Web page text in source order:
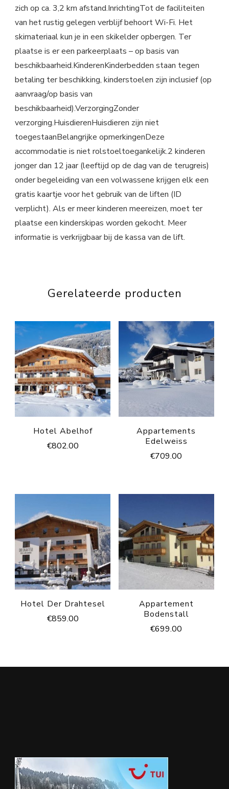
zich op ca. 3,2 km afstand.InrichtingTot de faciliteiten
van het rustig gelegen verblijf behoort Wi-Fi. Het
skimateriaal kun je in een skikelder opbergen. Ter
plaatse is er een parkeerplaats – op basis van
beschikbaarheid.KinderenKinderbedden staan tegen
betaling ter beschikking, kinderstoelen zijn inclusief (op
aanvraag/op basis van
beschikbaarheid).VerzorgingZonder
verzorging.HuisdierenHuisdieren zijn niet
toegestaanBelangrijke opmerkingenDeze
accommodatie is niet rolstoeltoegankelijk.2 kinderen
jonger dan 12 jaar (leeftijd op de dag van de terugreis)
onder begeleiding van een volwassene krijgen elk een
gratis kaartje voor het gebruik van de liften (ID
verplicht). Als er meer kinderen meereizen, moet ter
plaatse een kinderskipas worden gekocht. Meer
informatie is verkrijgbaar bij de kassa van de lift.
Gerelateerde producten
Hotel Abelhof
€802.00
Appartements
Edelweiss
€709.00
Hotel Der Drahtesel
€859.00
Appartement
Bodenstall
€699.00